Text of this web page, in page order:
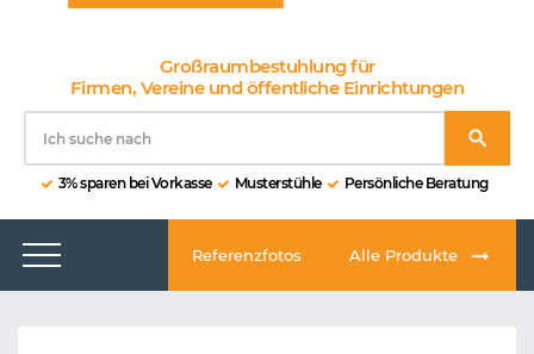
Großraumbestuhlung für
Firmen, Vereine und öffentliche Einrichtungen
3% sparen bei Vorkasse Musterstühle Persönliche Beratung
Referenzfotos Alle Produkte